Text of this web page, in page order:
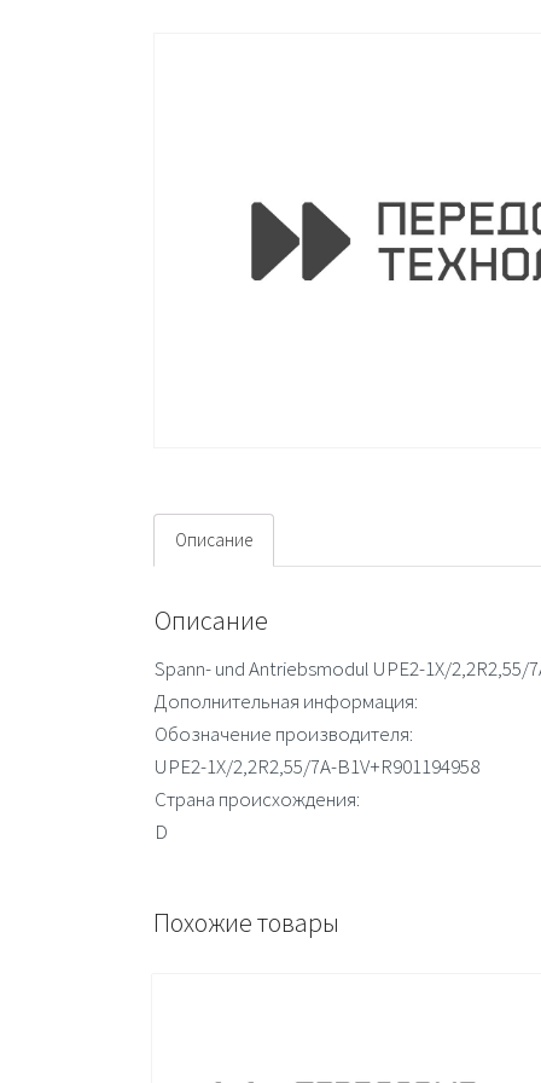
Описание
Описание
Spann- und Antriebsmodul UPE2-1X/2,2R2,55/
Дополнительная информация:
Обозначение производителя:
UPE2-1X/2,2R2,55/7A-B1V+R901194958
Страна происхождения:
D
Похожие товары